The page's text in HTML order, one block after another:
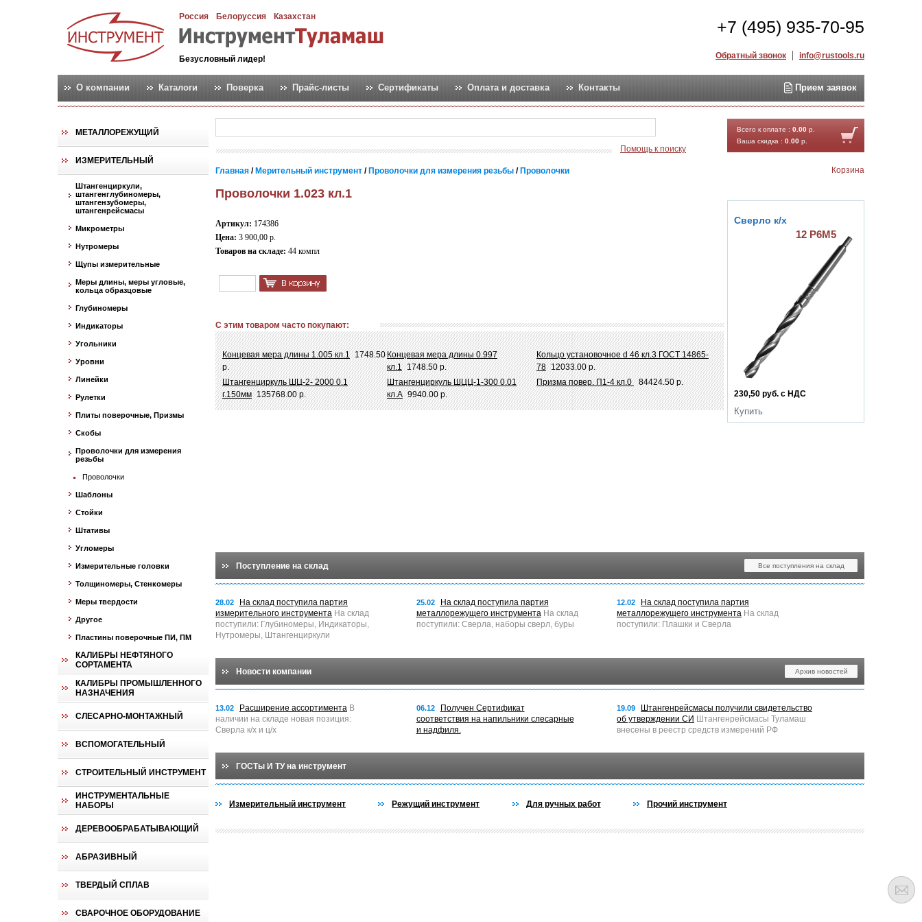
Россия Белоруссия Казахстан
Безусловный лидер!
+7 (495) 935-70-95
Обратный звонок info@rustools.ru
О компании Каталоги Поверка Прайс-листы Сертификаты Оплата и доставка Контакты Прием заявок
МЕТАЛЛОРЕЖУЩИЙ
ИЗМЕРИТЕЛЬНЫЙ
Штангенциркули,
штангенглубиномеры,
штангензубомеры,
штангенрейсмасы
Микрометры
Нутромеры
Щупы измерительные
Меры длины, меры угловые,
кольца образцовые
Глубиномеры
Индикаторы
Угольники
Уровни
Линейки
Рулетки
Плиты поверочные, Призмы
Скобы
Проволочки для измерения
резьбы
Проволочки
Шаблоны
Стойки
Штативы
Угломеры
Измерительные головки
Толщиномеры, Стенкомеры
Меры твердости
Другое
Пластины поверочные ПИ, ПМ
КАЛИБРЫ НЕФТЯНОГО
СОРТАМЕНТА
КАЛИБРЫ ПРОМЫШЛЕННОГО
НАЗНАЧЕНИЯ
СЛЕСАРНО-МОНТАЖНЫЙ
ВСПОМОГАТЕЛЬНЫЙ
СТРОИТЕЛЬНЫЙ ИНСТРУМЕНТ
ИНСТРУМЕНТАЛЬНЫЕ
НАБОРЫ
ДЕРЕВООБРАБАТЫВАЮЩИЙ
АБРАЗИВНЫЙ
ТВЕРДЫЙ СПЛАВ
СВАРОЧНОЕ ОБОРУДОВАНИЕ
Помощь к поиску
Всего к оплате : 0.00 р.
Ваша скидка : 0.00 р.
Корзина
Главная / Мерительный инструмент / Проволочки для измерения резьбы / Проволочки
Проволочки 1.023 кл.1
Артикул: 174386
Цена: 3 900,00 р.
Товаров на складе: 44 компл
С этим товаром часто покупают:
Концевая мера длины 1.005 кл.1 1748.50
р.
Концевая мера длины 0.997
кл.1 1748.50 р.
Кольцо установочное d 46 кл.3 ГОСТ 14865-
78 12033.00 р.
Штангенциркуль ШЦ-2- 2000 0.1
г.150мм 135768.00 р.
Штангенциркуль ШЦЦ-1-300 0.01
кл.А 9940.00 р.
Призма повер. П1-4 кл.0 84424.50 р.
230,50 руб. с НДС
Купить
Сверло к/х
12 Р6М5
Поступление на склад Все поступления на склад
28.02
На склад поступила партия
измерительного инструмента На склад
поступили: Глубиномеры, Индикаторы,
Нутромеры, Штангенциркули
25.02
На склад поступила партия
металлорежущего инструментаНа склад
поступили: Сверла, наборы сверл, буры
12.02
На склад поступила партия
металлорежущего инструмента На склад
поступили: Плашки и Сверла
Новости компании Архив новостей
13.02 Расширение ассортимента В
наличии на складе новая позиция:
Сверла к/х и ц/х
06.12
Получен Сертификат
соответствия на напильники слесарные
и надфиля.
19.09
Штангенрейсмасы получили свидетельство
об утверждении СИ Штангенрейсмасы Туламаш
внесены в реестр средств измерений РФ
ГОСТы И ТУ на инструмент
Измерительный инструмент Режущий инструмент Для ручных работ Прочий инструмент